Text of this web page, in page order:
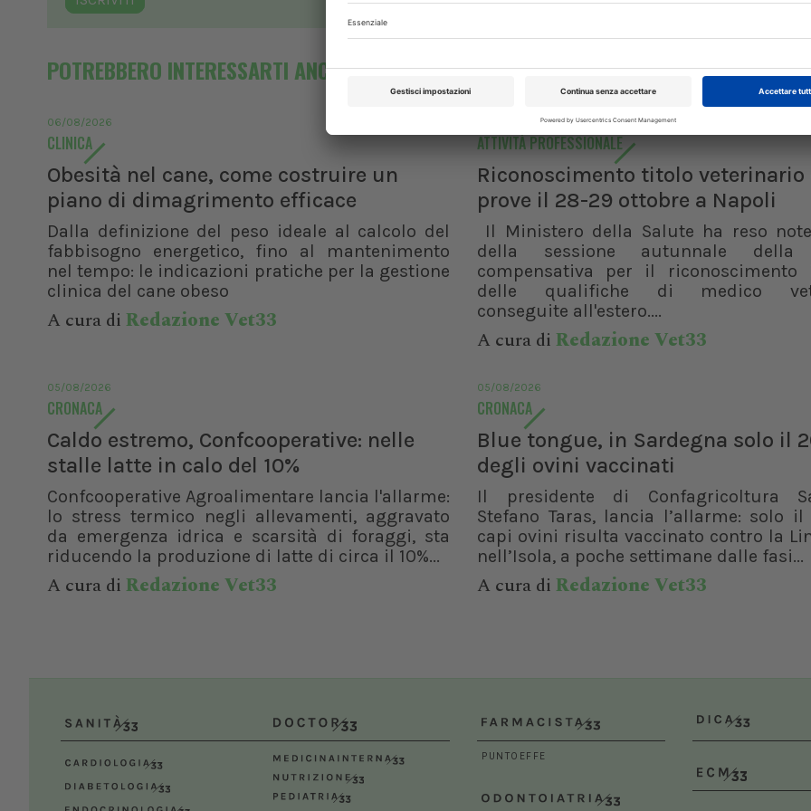
POTREBBERO INTERESSARTI ANCHE
06/08/2026
CLINICA
Obesità nel cane, come costruire un
piano di dimagrimento efficace
Dalla definizione del peso ideale al calcolo del
fabbisogno energetico, fino al mantenimento
nel tempo: le indicazioni pratiche per la gestione
clinica del cane obeso
A cura di Redazione Vet33
06/08/2026
ATTIVITÀ PROFESSIONALE
Riconoscimento titolo veterinario
prove il 28-29 ottobre a Napoli
Il Ministero della Salute ha reso
della sessione autunnale della
compensativa per il riconoscimento
delle qualifiche di medico
conseguite all'estero....
A cura di Redazione Vet33
05/08/2026
CRONACA
Caldo estremo, Confcooperative: nelle
stalle latte in calo del 10%
Confcooperative Agroalimentare lancia l'allarme:
lo stress termico negli allevamenti, aggravato
da emergenza idrica e scarsità di foraggi, sta
riducendo la produzione di latte di circa il 10%...
A cura di Redazione Vet33
05/08/2026
CRONACA
Blue tongue, in Sardegna solo il
degli ovini vaccinati
Il presidente di Confagricoltura
Stefano Taras, lancia l’allarme: solo il
capi ovini risulta vaccinato contro la
nell’Isola, a poche settimane dalle fasi...
A cura di Redazione Vet33
Pillole in Oftalmologia II
Roma (RM)
51° Congresso